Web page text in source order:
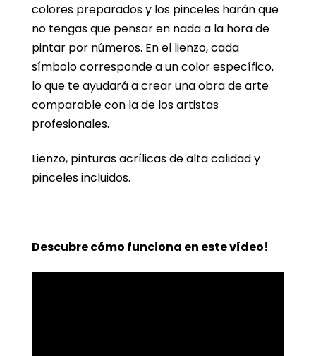
colores preparados y los pinceles harán que
no tengas que pensar en nada a la hora de
pintar por números. En el lienzo, cada
símbolo corresponde a un color específico,
lo que te ayudará a crear una obra de arte
comparable con la de los artistas
profesionales.
Lienzo, pinturas acrílicas de alta calidad y
pinceles incluidos.
Descubre cómo funciona en este vídeo!